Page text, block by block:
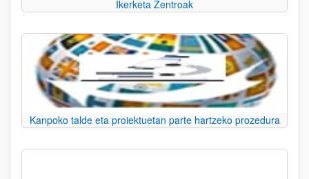
Ikerketa Zentroak
Kanpoko talde eta proiektuetan parte hartzeko prozedura